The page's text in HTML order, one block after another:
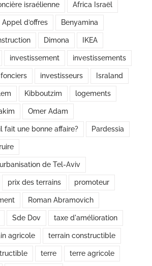
israélienne Africa Israël
Appel d’offres Benyamina
Dimona IKEA
investissement investissements
investisseurs Israland
Kibboutzim logements
Omer Adam
fait une bonne affaire? Pardessia
de Tel-Aviv
prix des terrains promoteur
Roman Abramovich
Sde Dov taxe d'amélioration
agricole terrain constructible
terre terre agricole